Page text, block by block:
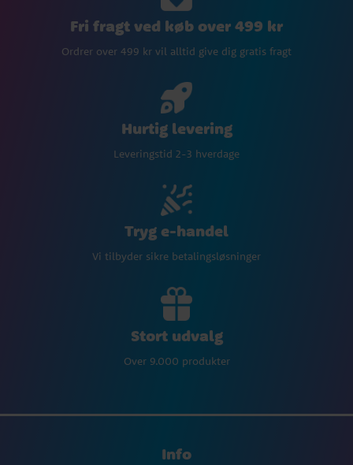
Fri fragt ved køb over 499 kr
Ordrer over 499 kr vil alltid give dig gratis fragt
Hurtig levering
Leveringstid 2-3 hverdage
Tryg e-handel
Vi tilbyder sikre betalingsløsninger
Stort udvalg
Over 9.000 produkter
Info